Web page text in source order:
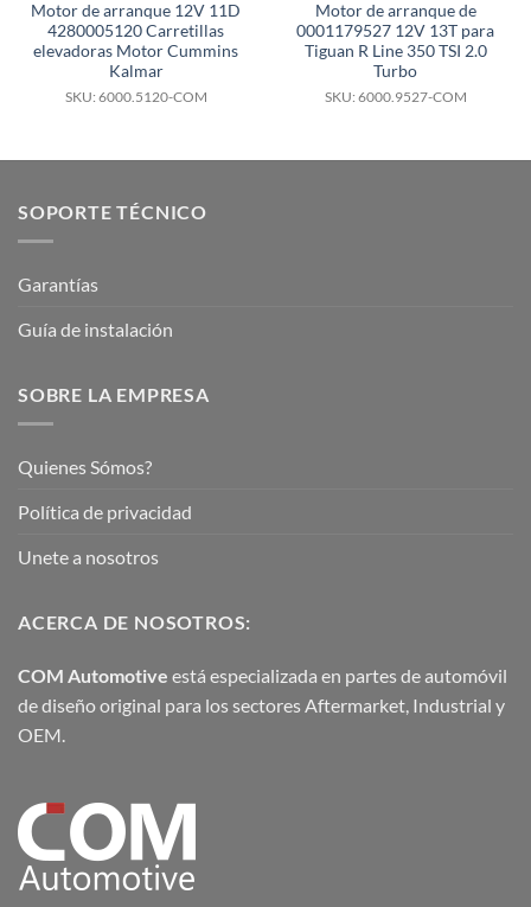
Motor de arranque 12V 11D
4280005120 Carretillas
elevadoras Motor Cummins
Kalmar
SKU: 6000.5120-COM
Motor de arranque de
0001179527 12V 13T para
Tiguan R Line 350 TSI 2.0
Turbo
SKU: 6000.9527-COM
SOPORTE TÉCNICO
Garantías
Guía de instalación
SOBRE LA EMPRESA
Quienes Sómos?
Política de privacidad
Unete a nosotros
ACERCA DE NOSOTROS:
COM Automotive está especializada en partes de automóvil
de diseño original para los sectores Aftermarket, Industrial y
OEM.